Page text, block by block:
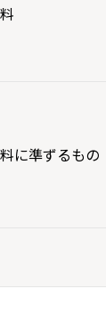
に準ずるもの